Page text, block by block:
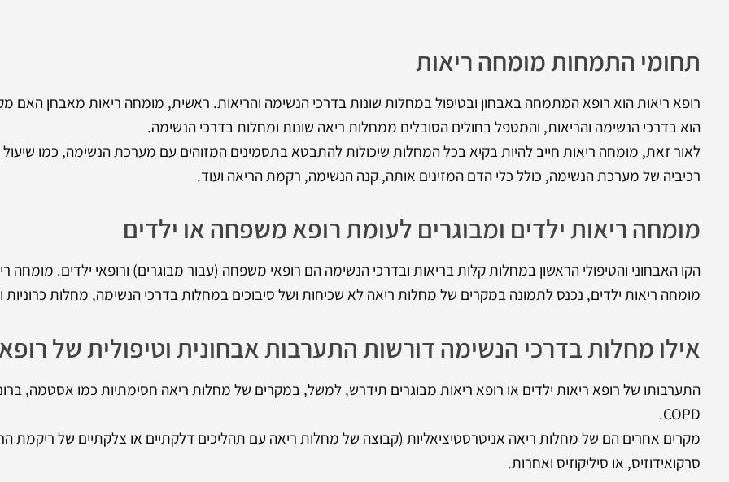
תחומי התמחות מומחה ריאות
רופא ריאות הוא רופא המתמחה באבחון ובטיפול במחלות שונות בדרכי הנשימה והריאות. ראשית, מומחה ריאות מאבחן האם
הוא בדרכי הנשימה והריאות, והמטפל בחולים הסובלים ממחלות ריאה שונות ומחלות בדרכי הנשימה.
לאור זאת, מומחה ריאות חייב להיות בקיא בכל המחלות שיכולות להתבטא בתסמינים המזוהים עם מערכת הנשימה, כמו שיעול
רכיביה של מערכת הנשימה, כולל כלי הדם המזינים אותה, קנה הנשימה, רקמת הריאה ועוד.
מומחה ריאות ילדים ומבוגרים לעומת רופא משפחה או ילדים
הקו האבחוני והטיפולי הראשון במחלות קלות בריאות ובדרכי הנשימה הם רופאי משפחה (עבור מבוגרים) ורופאי ילדים. מומחה
מומחה ריאות ילדים, נכנס לתמונה במקרים של מחלות ריאה לא שכיחות ושל סיבוכים במחלות בדרכי הנשימה, מחלות כרוניות
אילו מחלות בדרכי הנשימה דורשות התערבות אבחונית וטיפולית של
התערבותו של רופא ריאות ילדים או רופא ריאות מבוגרים תידרש, למשל, במקרים של מחלות ריאה חסימתיות כמו אסטמה,
COPD.
מקרים אחרים הם של מחלות ריאה אניטרסטיציאליות (קבוצה של מחלות ריאה עם תהליכים דלקתיים או צלקתיים של ריקמת
סרקואידוזיס, או סיליקוזיס ואחרות.